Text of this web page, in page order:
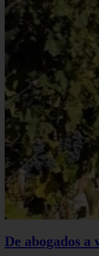
De abogados